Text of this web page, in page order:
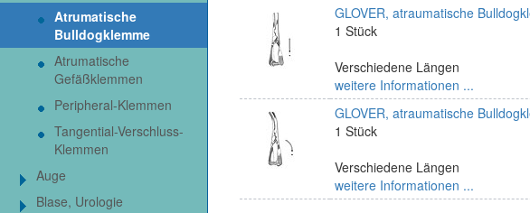
GLOVER, atraumatische
1 Stück
Verschiedene Längen
weitere Informationen ...
GLOVER, atraumatische
1 Stück
Verschiedene Längen
weitere Informationen ...
Atrumatische
Bulldogklemme
Atrumatische
Gefäßklemmen
Peripheral-Klemmen
Tangential-Verschluss-
Klemmen
Auge
Blase, Urologie